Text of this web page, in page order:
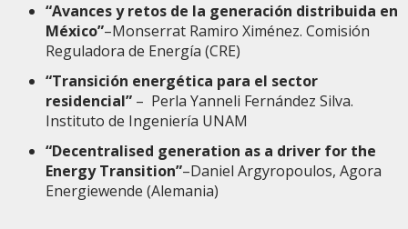
“Avances y retos de la generación distribuida en
México”–Monserrat Ramiro Ximénez. Comisión
Reguladora de Energía (CRE)
“Transición energética para el sector
residencial” – Perla Yanneli Fernández Silva.
Instituto de Ingeniería UNAM
“Decentralised generation as a driver for the
Energy Transition”–Daniel Argyropoulos, Agora
Energiewende (Alemania)